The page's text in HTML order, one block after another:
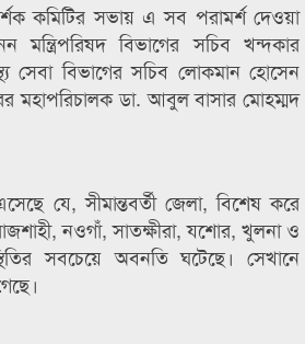
কমিটির সভায় এ সব পরামর্শ দেওয়া
বিভাগের সচিব খন্দকার
সেবা বিভাগের সচিব লোকমান হোসেন
মহাপরিচালক ডা. আবুল বাসার মোহম্মদ
যে, সীমান্তবর্তী জেলা, বিশেষ করে
নওগাঁ, সাতক্ষীরা, যশোর, খুলনা ও
সবচেয়ে অবনতি ঘটেছে। সেখানে